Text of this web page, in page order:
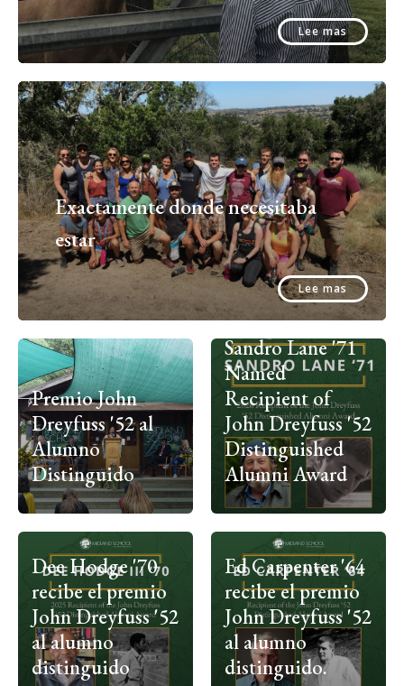
Lee mas
Exactamente donde necesitaba
estar
Lee mas
Premio John
Dreyfuss '52 al
Alumno
Distinguido
Sandro Lane '71
Named
Recipient of
John Dreyfuss '52
Distinguished
Alumni Award
Dee Hodge '70
recibe el premio
John Dreyfuss '52
al alumno
distinguido
Ed Carpenter '64
recibe el premio
John Dreyfuss '52
al alumno
distinguido.